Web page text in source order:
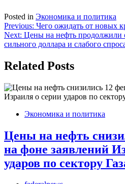
Posted in Экономика и политика
Навигация
по
Previous: Чего ожидать от новых
Next: Цены на нефть продолжили
сильного доллара и слабого
Related Posts
Экономика и политика
Цены на нефть
на фоне заявлений
ударов по сектору